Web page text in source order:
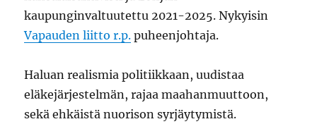
kaupunginvaltuutettu 2021-2025. Nykyisin
Vapauden liitto r.p. puheenjohtaja.
Haluan realismia politiikkaan, uudistaa
eläkejärjestelmän, rajaa maahanmuuttoon,
sekä ehkäistä nuorison syrjäytymistä.